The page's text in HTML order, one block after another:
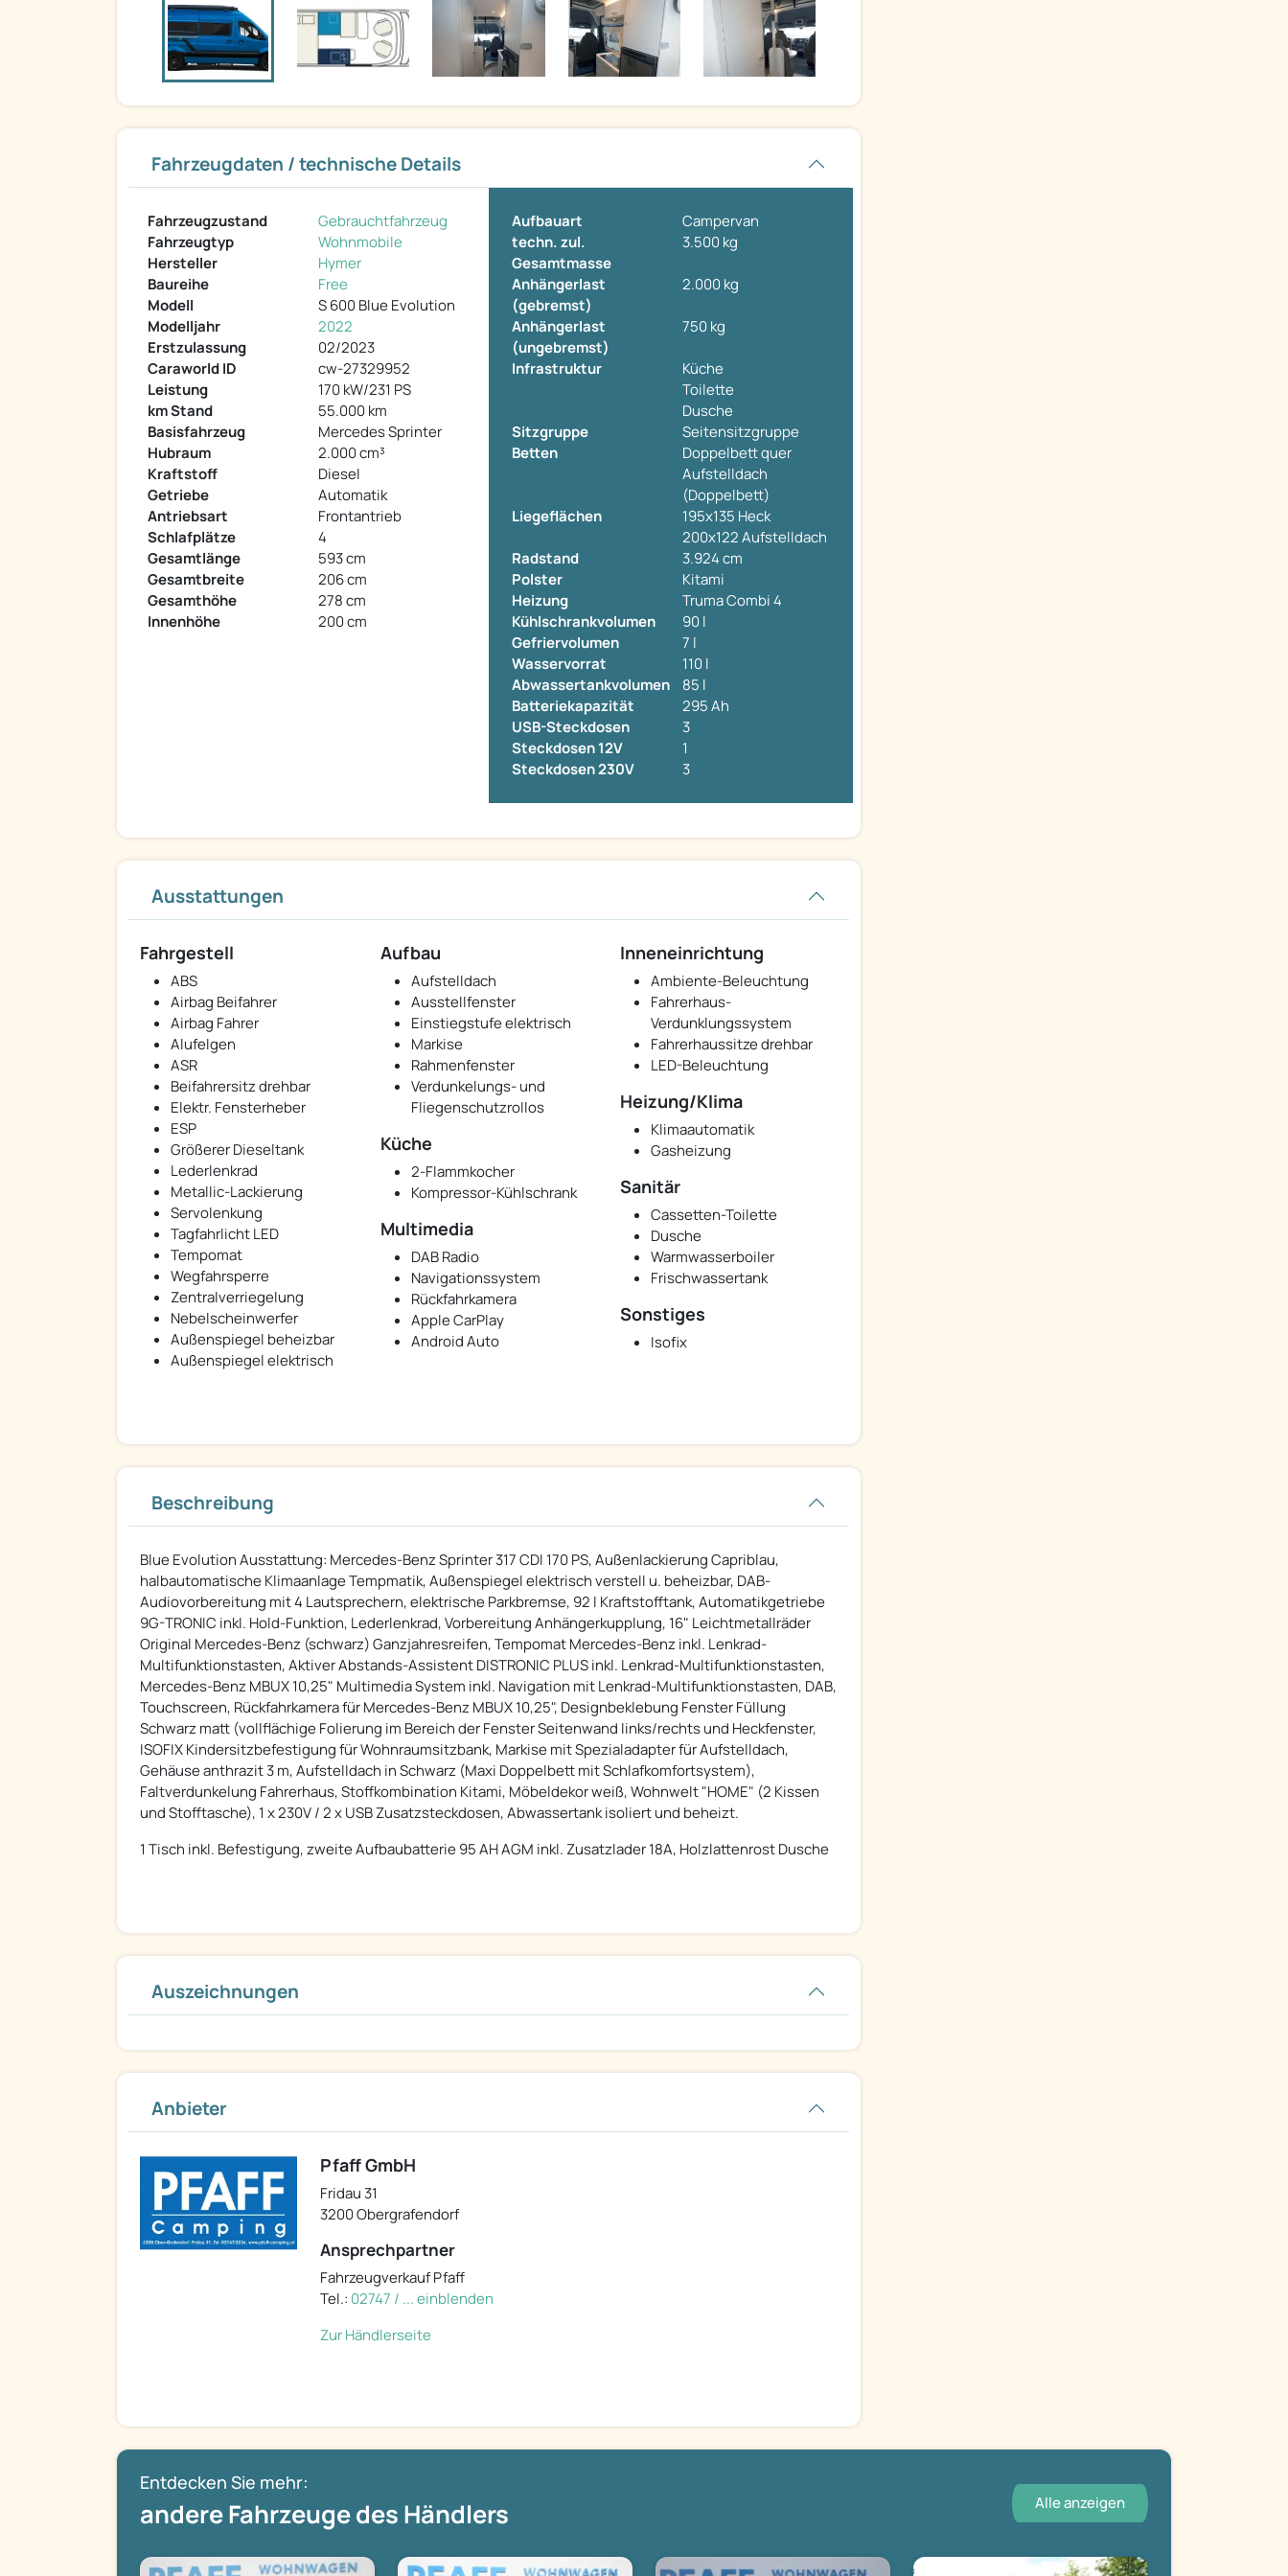
Fahrzeugdaten / technische Details
Fahrzeugzustand
Gebrauchtfahrzeug
Fahrzeugtyp
Wohnmobile
Hersteller
Hymer
Baureihe
Free
Modell
S 600 Blue Evolution
Modelljahr
2022
Erstzulassung
02/2023
Caraworld ID
cw-27329952
Leistung
170 kW/231 PS
km Stand
55.000 km
Basisfahrzeug
Mercedes Sprinter
Hubraum
2.000 cm³
Kraftstoff
Diesel
Getriebe
Automatik
Antriebsart
Frontantrieb
Schlafplätze
4
Gesamtlänge
593 cm
Gesamtbreite
206 cm
Gesamthöhe
278 cm
Innenhöhe
200 cm
Aufbauart
Campervan
techn. zul.
Gesamtmasse
3.500 kg
Anhängerlast
(gebremst)
2.000 kg
Anhängerlast
(ungebremst)
750 kg
Infrastruktur
Küche
Toilette
Dusche
Sitzgruppe
Seitensitzgruppe
Betten
Doppelbett quer
Aufstelldach
(Doppelbett)
Liegeflächen
195x135 Heck
200x122 Aufstelldach
Radstand
3.924 cm
Polster
Kitami
Heizung
Truma Combi 4
Kühlschrankvolumen
90 l
Gefriervolumen
7 l
Wasservorrat
110 l
Abwassertankvolumen
85 l
Batteriekapazität
295 Ah
USB-Steckdosen
3
Steckdosen 12V
1
Steckdosen 230V
3
Ausstattungen
Fahrgestell
ABS
Airbag Beifahrer
Airbag Fahrer
Alufelgen
ASR
Beifahrersitz drehbar
Elektr. Fensterheber
ESP
Größerer Dieseltank
Lederlenkrad
Metallic-Lackierung
Servolenkung
Tagfahrlicht LED
Tempomat
Wegfahrsperre
Zentralverriegelung
Nebelscheinwerfer
Außenspiegel beheizbar
Außenspiegel elektrisch
Aufbau
Aufstelldach
Ausstellfenster
Einstiegstufe elektrisch
Markise
Rahmenfenster
Verdunkelungs- und
Fliegenschutzrollos
Inneneinrichtung
Ambiente-Beleuchtung
Fahrerhaus-
Verdunklungssystem
Fahrerhaussitze drehbar
LED-Beleuchtung
Heizung/Klima
Klimaautomatik
Gasheizung
Küche
2-Flammkocher
Kompressor-Kühlschrank
Sanitär
Cassetten-Toilette
Dusche
Warmwasserboiler
Frischwassertank
Multimedia
DAB Radio
Navigationssystem
Rückfahrkamera
Apple CarPlay
Android Auto
Sonstiges
Isofix
Beschreibung
Blue Evolution Ausstattung: Mercedes-Benz Sprinter 317 CDI 170 PS, Außenlackierung Capriblau,
halbautomatische Klimaanlage Tempmatik, Außenspiegel elektrisch verstell u. beheizbar, DAB-
Audiovorbereitung mit 4 Lautsprechern, elektrische Parkbremse, 92 l Kraftstofftank, Automatikgetriebe
9G-TRONIC inkl. Hold-Funktion, Lederlenkrad, Vorbereitung Anhängerkupplung, 16" Leichtmetallräder
Original Mercedes-Benz (schwarz) Ganzjahresreifen, Tempomat Mercedes-Benz inkl. Lenkrad-
Multifunktionstasten, Aktiver Abstands-Assistent DISTRONIC PLUS inkl. Lenkrad-Multifunktionstasten,
Mercedes-Benz MBUX 10,25" Multimedia System inkl. Navigation mit Lenkrad-Multifunktionstasten, DAB,
Touchscreen, Rückfahrkamera für Mercedes-Benz MBUX 10,25", Designbeklebung Fenster Füllung
Schwarz matt (vollflächige Folierung im Bereich der Fenster Seitenwand links/rechts und Heckfenster,
ISOFIX Kindersitzbefestigung für Wohnraumsitzbank, Markise mit Spezialadapter für Aufstelldach,
Gehäuse anthrazit 3 m, Aufstelldach in Schwarz (Maxi Doppelbett mit Schlafkomfortsystem),
Faltverdunkelung Fahrerhaus, Stoffkombination Kitami, Möbeldekor weiß, Wohnwelt "HOME" (2 Kissen
und Stofftasche), 1 x 230V / 2 x USB Zusatzsteckdosen, Abwassertank isoliert und beheizt.
1 Tisch inkl. Befestigung, zweite Aufbaubatterie 95 AH AGM inkl. Zusatzlader 18A, Holzlattenrost Dusche
Auszeichnungen
Anbieter
Pfaff GmbH
Fridau 31
3200 Obergrafendorf
Ansprechpartner
Fahrzeugverkauf Pfaff
Tel.: 02747 / ... einblenden
Zur Händlerseite
Entdecken Sie mehr:
andere Fahrzeuge des Händlers Alle anzeigen